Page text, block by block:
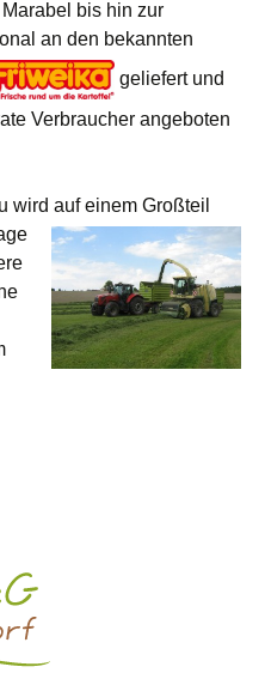
Marabel bis hin zur
an den bekannten
geliefert und
Verbraucher angeboten
wird auf einem Großteil